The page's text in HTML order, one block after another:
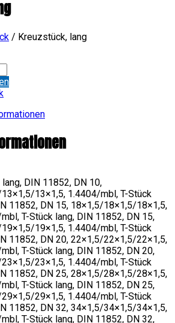
/ Kreuzstück, lang
lang, DIN 11852, DN 10,
13×1,5, 1.4404/mbl, T-Stück
11852, DN 15, 18×1,5/18×1,5/18×1,5,
T-Stück lang, DIN 11852, DN 15,
19×1,5, 1.4404/mbl, T-Stück
11852, DN 20, 22×1,5/22×1,5/22×1,5,
T-Stück lang, DIN 11852, DN 20,
23×1,5, 1.4404/mbl, T-Stück
11852, DN 25, 28×1,5/28×1,5/28×1,5,
T-Stück lang, DIN 11852, DN 25,
29×1,5, 1.4404/mbl, T-Stück
11852, DN 32, 34×1,5/34×1,5/34×1,5,
T-Stück lang, DIN 11852, DN 32,